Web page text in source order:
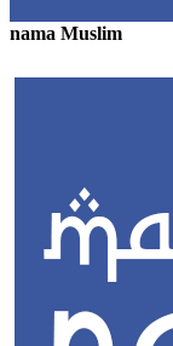
nama Muslim